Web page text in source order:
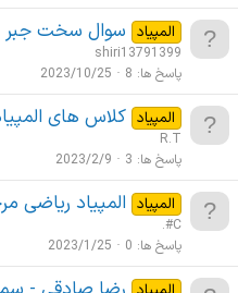
المپیاد سوال سخت جبر
shiri13791399
پاسخ ها 8
2023/10/25
المپیاد کلاس های
R.T
پاسخ ها 3
2023/2/9
المپیاد المپیاد ریاضی
.#C
پاسخ ها 0
2023/1/25